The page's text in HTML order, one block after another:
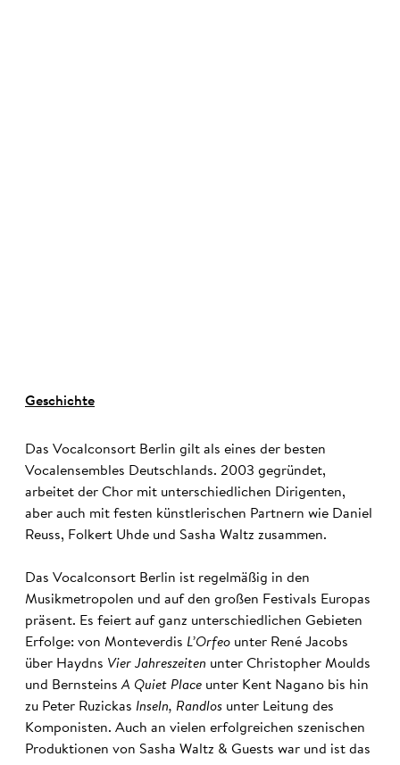
Geschichte
Das Vocalconsort Berlin gilt als eines der besten
Vocalensembles Deutschlands. 2003 gegründet,
arbeitet der Chor mit unterschiedlichen Dirigenten,
aber auch mit festen künstlerischen Partnern wie Daniel
Reuss, Folkert Uhde und Sasha Waltz zusammen.
Das Vocalconsort Berlin ist regelmäßig in den
Musikmetropolen und auf den großen Festivals Europas
präsent. Es feiert auf ganz unterschiedlichen Gebieten
Erfolge: von Monteverdis L’Orfeo unter René Jacobs
über Haydns Vier Jahreszeiten unter Christopher Moulds
und BernsteinsA Quiet Place unter Kent Nagano bis hin
zu Peter Ruzickas Inseln, Randlos unter Leitung des
Komponisten. Auch an vielen erfolgreichen szenischen
Produktionen von Sasha Waltz & Guests war und ist das